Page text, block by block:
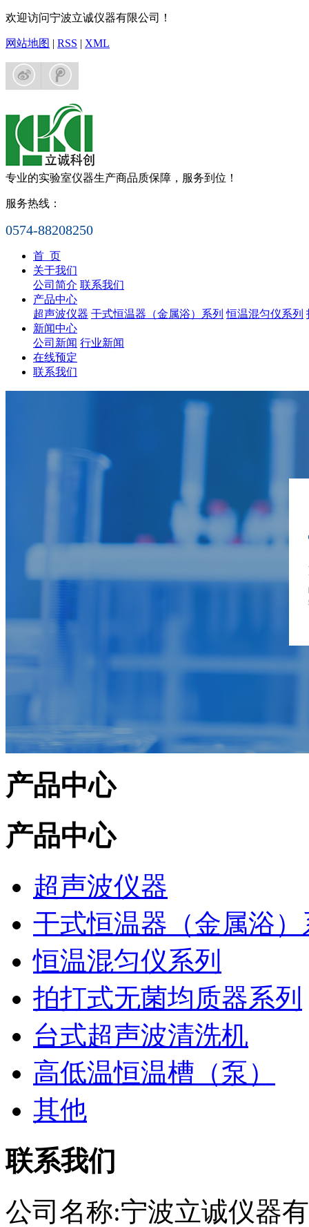
欢迎访问宁波立诚仪器有限公司！
网站地图 | RSS | XML
专业的实验室仪器生产商品质保障，服务到位！
服务热线：
0574-88208250
首 页
关于我们
公司简介 联系我们
产品中心
超声波仪器 干式恒温器（金属浴）系列 恒温混匀仪系列
新闻中心
公司新闻 行业新闻
在线预定
联系我们
产品中心
产品中心
超声波仪器
干式恒温器（金属浴）
恒温混匀仪系列
拍打式无菌均质器系列
台式超声波清洗机
高低温恒温槽（泵）
其他
联系我们
公司名称:宁波立诚仪器